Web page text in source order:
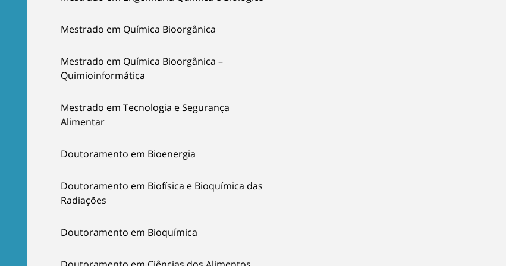
Mestrado em Química Bioorgânica
Mestrado em Química Bioorgânica –
Quimioinformática
Mestrado em Tecnologia e Segurança
Alimentar
Doutoramento em Bioenergia
Doutoramento em Biofísica e Bioquímica das
Radiações
Doutoramento em Bioquímica